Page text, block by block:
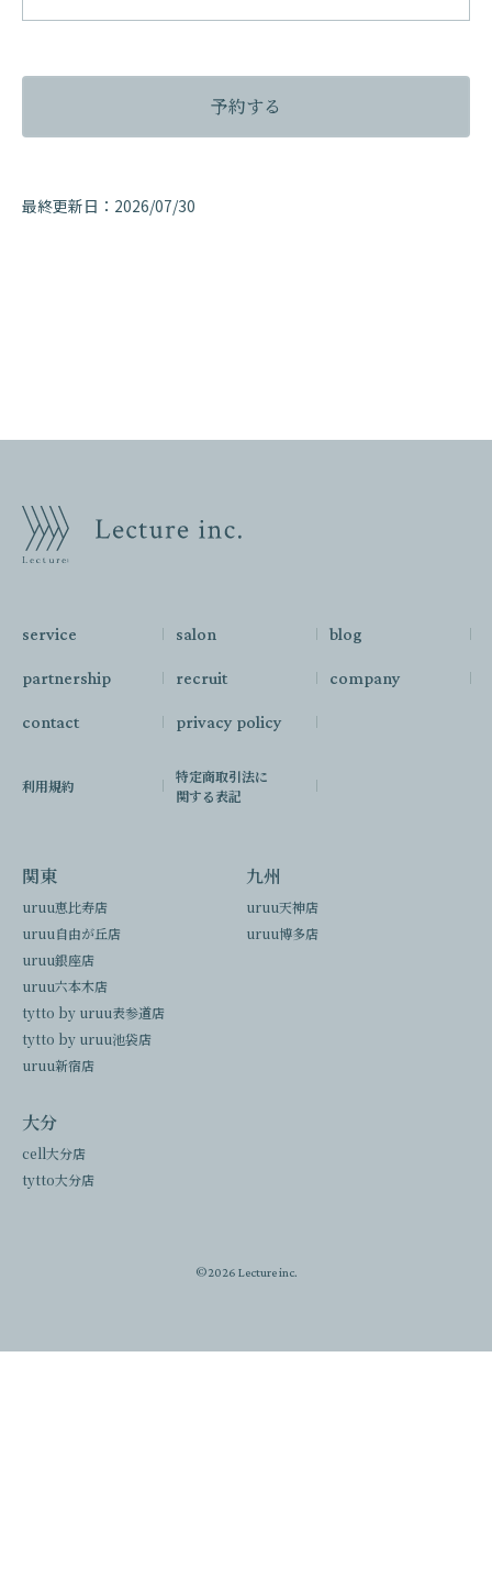
予約する
最終更新日： 2026/07/30
service salon blog
partnership recruit company
contact privacy policy
利用規約
特定商取引法に
関する表記
関東
uruu恵比寿店
uruu自由が丘店
uruu銀座店
uruu六本木店
tytto by uruu表参道店
tytto by uruu池袋店
uruu新宿店
九州
uruu天神店
uruu博多店
大分
cell大分店
tytto大分店
©2026 Lecture inc.